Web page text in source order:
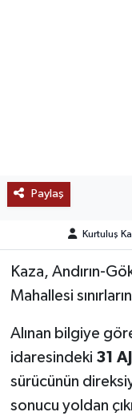
Paylaş
Kurtuluş
Kaza, Andırın-
Mahallesi
Alınan bilgiye
idaresindeki 31
sürücünün
sonucu yoldan
TREND
MEDYA
TEKNOLOJİ
YAŞAM
KÜLTÜR